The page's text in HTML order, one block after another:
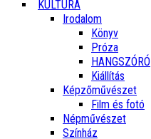
KULTÚRA
Irodalom
Könyv
Próza
HANGSZÓRÓ
Kiállítás
Képzőművészet
Film és fotó
Népművészet
Színház